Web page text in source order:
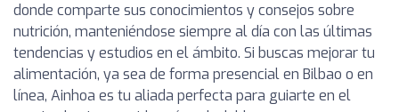
donde comparte sus conocimientos y consejos sobre
nutrición, manteniéndose siempre al día con las últimas
tendencias y estudios en el ámbito. Si buscas mejorar tu
alimentación, ya sea de forma presencial en Bilbao o en
línea, Ainhoa es tu aliada perfecta para guiarte en el